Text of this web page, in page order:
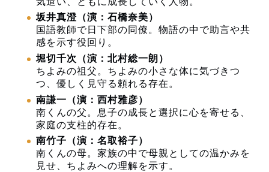
坂井真澄（演：石橋奈美）
国語教師で日下部の同僚。物語の中で助言や共
感を示す役回り。
堀切千次（演：北村総一朗）
ちよみの祖父。ちよみの小さな体に気づきつ
つ、優しく見守る頼れる存在。
南謙一（演：西村雅彦）
南くんの父。息子の成長と選択に心を寄せる、
家庭の支柱的存在。
南竹子（演：名取裕子）
南くんの母。家族の中で母親としての温かみを
見せ、ちよみへの理解を示す。